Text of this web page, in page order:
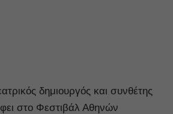
δημιουργός και συνθέτης
στο Φεστιβάλ Αθηνών